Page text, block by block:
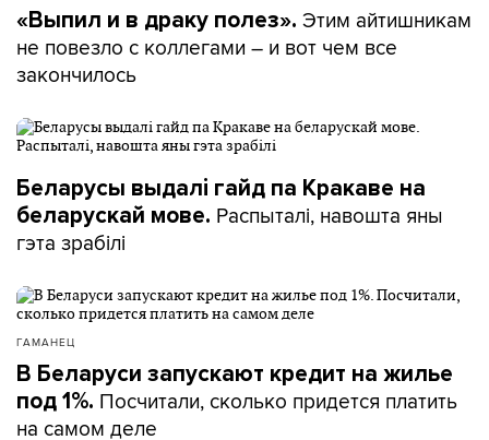
«Выпил и в драку полез». Этим айтишникам
не повезло с коллегами – и вот чем все
закончилось
Беларусы выдалі гайд па Кракаве на
беларускай мове. Распыталі, навошта яны
гэта зрабілі
ГАМАНЕЦ
В Беларуси запускают кредит на жилье
под 1%. Посчитали, сколько придется платить
на самом деле